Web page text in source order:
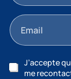
J’accepte
me